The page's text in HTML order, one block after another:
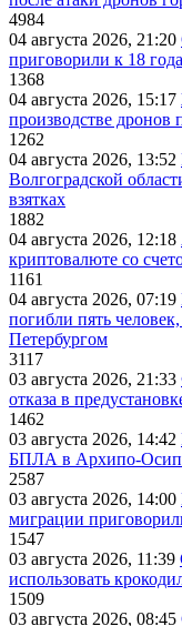
4984
04 августа 2026, 21:20
приговорили к 18
1368
04 августа 2026, 15:17
производстве
1262
04 августа 2026, 13:52
Волгоградской
взятках
1882
04 августа 2026, 12:18
криптовалюте со
1161
04 августа 2026, 07:19
погибли пять
Петербургом
3117
03 августа 2026, 21:33
отказа в
1462
03 августа 2026, 14:42
БПЛА в Архипо-
2587
03 августа 2026, 14:00
миграции
1547
03 августа 2026, 11:39
использовать
1509
03 августа 2026, 08:45